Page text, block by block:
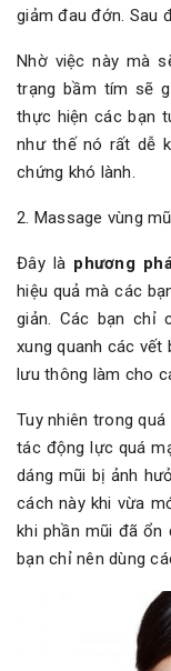
giảm đau đớn. Sau
Nhờ việc này mà
trạng bầm tím sẽ
thực hiện các bạn
như thế nó rất dễ
chứng khó lành.
2. Massage vùng
Đây là phương
hiệu quả mà các
giản. Các bạn chỉ
xung quanh các vết
lưu thông làm cho
Tuy nhiên trong
tác động lực quá
dáng mũi bị ảnh
cách này khi vừa
khi phần mũi đã ổn
bạn chỉ nên dùng